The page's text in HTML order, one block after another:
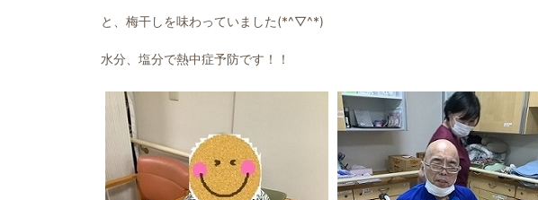
と、梅干しを味わっていました(*^▽^*)
水分、塩分で熱中症予防です！！